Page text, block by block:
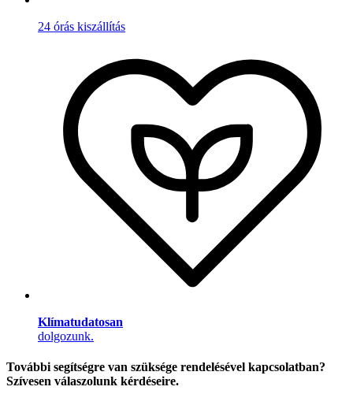
24 órás kiszállítás
Klímatudatosan
dolgozunk.
További segítségre van szüksége rendelésével kapcsolatban?
Szívesen válaszolunk kérdéseire.